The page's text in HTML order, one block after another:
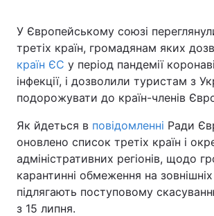
У Європейському союзі
третіх країн, громадянам яких
країн ЄС у період пандемії
інфекції, і дозволили туристам з
подорожувати до країн-членів
Як йдеться в повідомленні Ради
оновлено список третіх країн і
адміністративних регіонів, щодо
карантинні обмеження на
підлягають поступовому
з 15 липня.